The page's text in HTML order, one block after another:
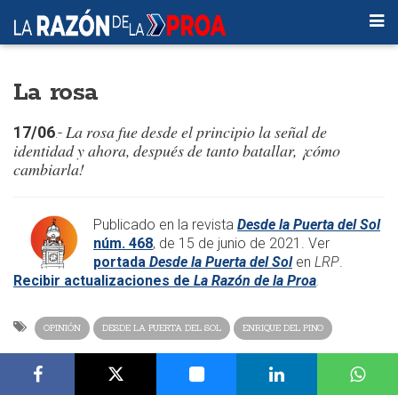
La rosa
17/06.-La rosa fue desde el principio la señal de
identidad y ahora, después de tanto batallar, ¡cómo
cambiarla!
Publicado en la revista Desde la Puerta del Sol
núm. 468, de 15 de junio de 2021. Ver
portada Desde la Puerta del Solen LRP.
Recibir actualizaciones de La Razón de la Proa.​
OPINIÓN DESDE LA PUERTA DEL SOL ENRIQUE DEL PINO